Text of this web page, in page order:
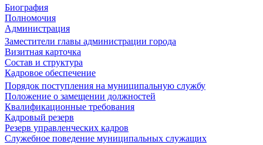
Биография
Полномочия
Администрация
Заместители главы администрации города
Визитная карточка
Состав и структура
Кадровое обеспечение
Порядок поступления на муниципальную службу
Положение о замещении должностей
Квалификационные требования
Кадровый резерв
Резерв управленческих кадров
Служебное поведение муниципальных служащих